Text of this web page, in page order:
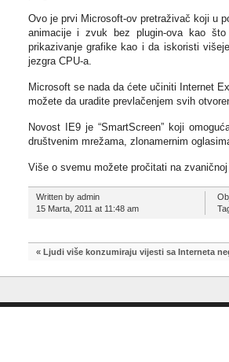
Ovo je prvi Microsoft-ov pretraživač koji u
animacije i zvuk bez plugin-ova kao
prikazivanje grafike kao i da iskoristi
jezgra CPU-a.
Microsoft se nada da ćete učiniti Internet
možete da uradite prevlačenjem svih
Novost IE9 je “SmartScreen” koji
društvenim mrežama, zlonamernim
Više o svemu možete pročitati na
Written by admin
15 Marta, 2011 at 11:48 am
« Ljudi više konzumiraju vijesti sa Interneta